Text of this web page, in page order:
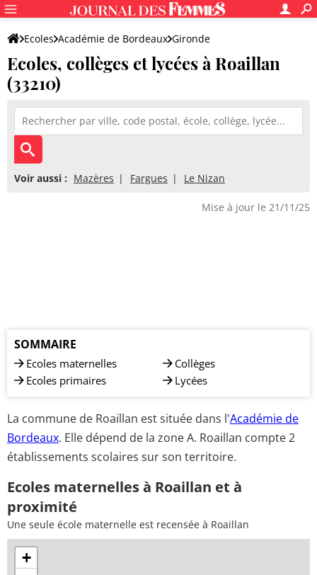
Ecoles Académie de Bordeaux Gironde
Ecoles, collèges et lycées à Roaillan
(33210)
Voir aussi : Mazères Fargues Le Nizan
Mise à jour le 21/11/25
SOMMAIRE
Ecoles maternelles
Ecoles primaires
Collèges
Lycées
La commune de Roaillan est située dans l'Académie de
Bordeaux. Elle dépend de la zone A. Roaillan compte 2
établissements scolaires sur son territoire.
Ecoles maternelles à Roaillan et à
proximité
Une seule école maternelle est recensée à Roaillan
+